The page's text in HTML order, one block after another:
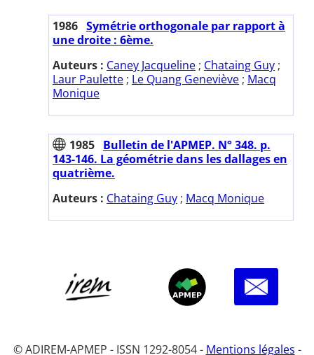
1986 Symétrie orthogonale par rapport à
une droite : 6ème.
Auteurs : Caney Jacqueline ; Chataing Guy ;
Laur Paulette ; Le Quang Geneviève ; Macq
Monique
1985 Bulletin de l'APMEP. N° 348. p.
143-146. La géométrie dans les dallages en
quatrième.
Auteurs : Chataing Guy ; Macq Monique
© ADIREM-APMEP - ISSN 1292-8054 - Mentions légales -